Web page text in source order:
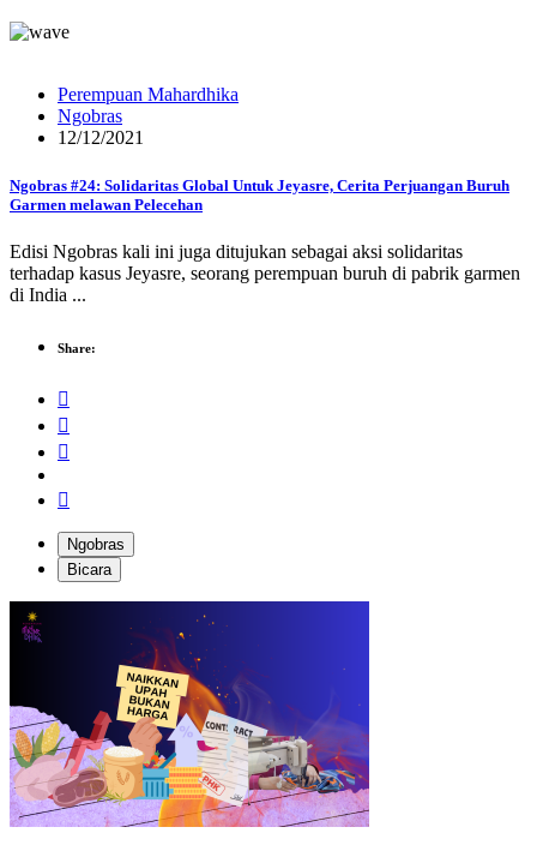
Perempuan Mahardhika
Ngobras
12/12/2021
Ngobras #24: Solidaritas Global Untuk Jeyasre, Cerita Perjuangan Buruh
Garmen melawan Pelecehan
Edisi Ngobras kali ini juga ditujukan sebagai aksi solidaritas
terhadap kasus Jeyasre, seorang perempuan buruh di pabrik garmen
di India ...
Share:
Ngobras
Bicara